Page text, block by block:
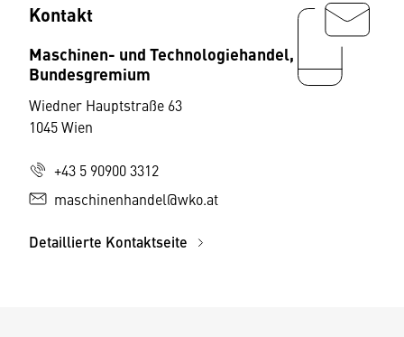
Kontakt
Maschinen- und Technologiehandel,
Bundesgremium
Wiedner Hauptstraße 63
1045 Wien
+43 5 90900 3312
maschinenhandel@wko.at
Detaillierte Kontaktseite